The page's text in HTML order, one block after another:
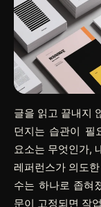
글을 읽고 끝내지
던지는 습관이 필
요소는 무엇인가,
레퍼런스가 의도
수는 하나로 좁혀
문이 고정되면 작